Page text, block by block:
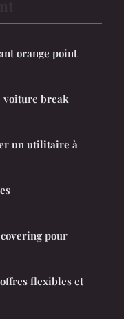
orange point
voiture break
un utilitaire à
pour
flexibles et